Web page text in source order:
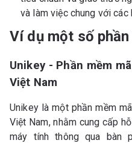
và làm việc chung với các
Ví dụ một số
Unikey - Phần mềm
Việt Nam
Unikey là một phần mềm
Việt Nam, nhằm cung cấp
máy tính thông qua bàn